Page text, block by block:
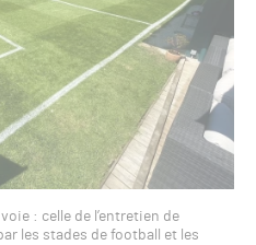
: celle de l’entretien de
les stades de football et les